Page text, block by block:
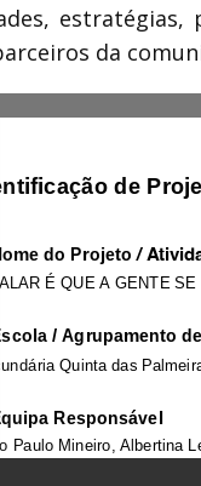
estratégias,
da